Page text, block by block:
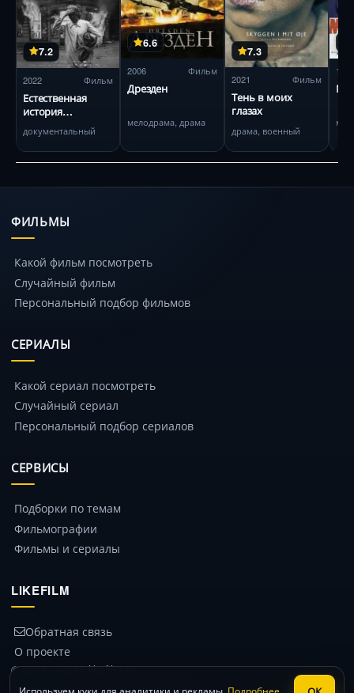
7.2
2022 Фильм
Естественная
история
документальный
6.6
2006 Фильм
Дрезден
мелодрама, драма
7.3
2021 Фильм
Тень в моих
глазах
драма, военный
1942
ФИЛЬМЫ
Какой фильм посмотреть
Случайный фильм
Персональный подбор фильмов
СЕРИАЛЫ
Какой сериал посмотреть
Случайный сериал
Персональный подбор сериалов
СЕРВИСЫ
Подборки по темам
Фильмографии
Фильмы и сериалы
LIKEFILM
Обратная связь
О проекте
© 2014 – 2026 likefilm.ru
Политика конфиденциальности
Используем куки для аналитики и рекламы. Подробнее